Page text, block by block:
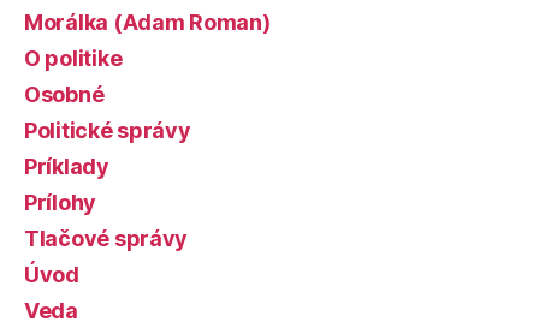
Morálka (Adam Roman)
O politike
Osobné
Politické správy
Príklady
Prílohy
Tlačové správy
Úvod
Veda